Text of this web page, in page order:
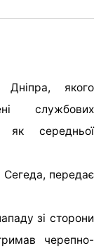
якого
службових
як середньої
передає
зі сторони
черепно-